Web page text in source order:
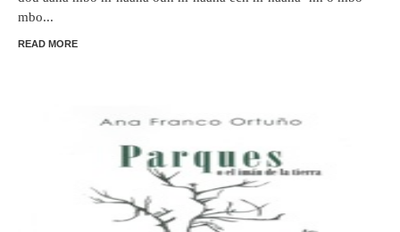
mbo...
READ MORE